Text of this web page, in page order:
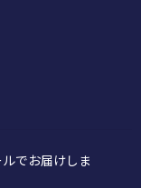
でお届けしま